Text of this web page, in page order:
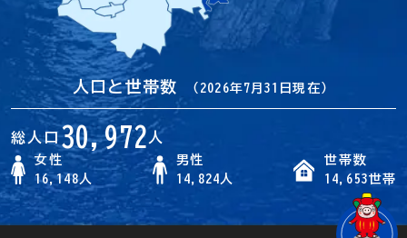
人口と世帯数 （2026年7月31日現在）
総人口30,972人
女性
16,148人
男性
14,824人
世帯数
14,653世帯